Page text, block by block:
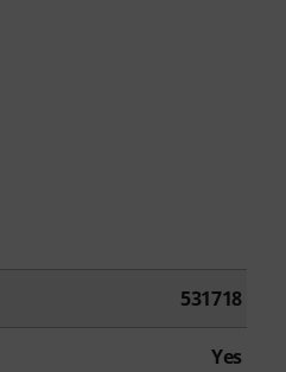
531718
Yes